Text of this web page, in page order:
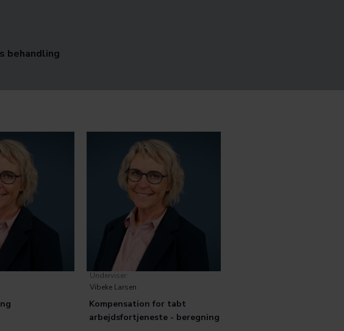
behandling
Underviser:
Vibeke Larsen
Kompensation for tabt
arbejdsfortjeneste - beregning